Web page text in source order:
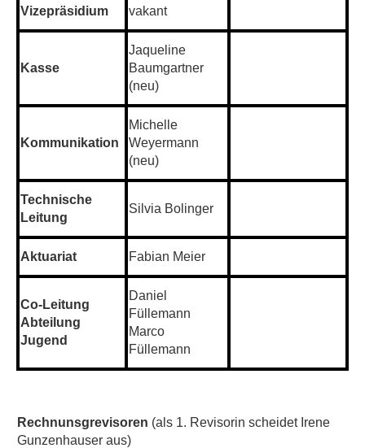
Vizepräsidium vakant
Kasse
Jaqueline
Baumgartner
(neu)
Kommunikation
Michelle
Weyermann
(neu)
Technische
Leitung
Silvia Bolinger
Aktuariat Fabian Meier
Co-Leitung
Abteilung
Jugend
Daniel
Füllemann
Marco
Füllemann
Rechnunsgrevisoren (als 1. Revisorin scheidet Irene
Gunzenhauser aus)